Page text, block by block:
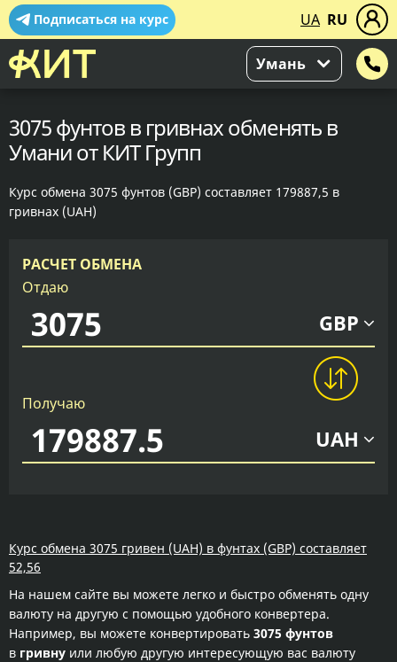
Подписаться на курс UA RU
Умань
3075 фунтов в гривнах обменять в
Умани от КИТ Групп
Курс обмена 3075 фунтов (GBP) составляет 179887,5 в
гривнах (UAH)
РАСЧЕТ ОБМЕНА
Отдаю
GBP
Получаю
UAH
Курс обмена 3075 гривен (UAH) в фунтах (GBP) составляет
52,56
На нашем сайте вы можете легко и быстро обменять одну
валюту на другую с помощью удобного конвертера.
Например, вы можете конвертировать 3075 фунтов
в гривну или любую другую интересующую вас валюту